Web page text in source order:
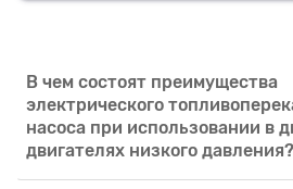
В чем состоят преимущества
электрического
насоса при использовании в
двигателях низкого давления?